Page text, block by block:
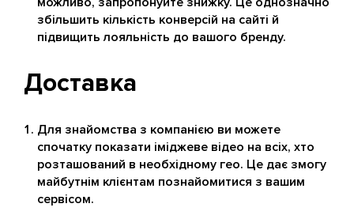
збільшить кількість конверсій на сайті й
підвищить лояльність до вашого бренду.
Доставка
Для знайомства з компанією ви можете
спочатку показати іміджеве відео на всіх, хто
розташований в необхідному гео. Це дає змогу
майбутнім клієнтам познайомитися з вашим
сервісом.